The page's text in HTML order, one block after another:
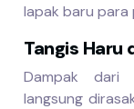
lapak baru para
Tangis Haru
Dampak dari
langsung